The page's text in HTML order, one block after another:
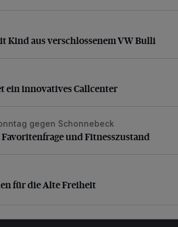
Kind aus verschlossenem VW Bulli
Kind aus verschlossenem VW Bulli
ein innovatives Callcenter
ein innovatives Callcenter
Favoritenfrage und Fitnesszustand
gegen Schonnebeck
Favoritenfrage und Fitnesszustand
für die Alte Freiheit
für die Alte Freiheit